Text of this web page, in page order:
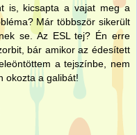
is, kicsapta a vajat meg a
Már többször sikerült
se. Az ESL tej? Én erre
bár amikor az édesített
a tejszínbe, nem
okozta a galibát!